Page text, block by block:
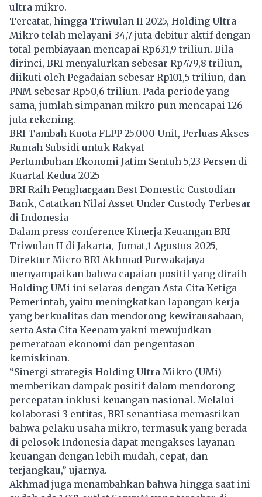
ultra mikro.
Tercatat, hingga Triwulan II 2025, Holding Ultra
Mikro telah melayani 34,7 juta debitur aktif dengan
total pembiayaan mencapai Rp631,9 triliun. Bila
dirinci, BRI menyalurkan sebesar Rp479,8 triliun,
diikuti oleh Pegadaian sebesar Rp101,5 triliun, dan
PNM sebesar Rp50,6 triliun. Pada periode yang
sama, jumlah simpanan mikro pun mencapai 126
juta rekening.
BRI Tambah Kuota FLPP 25.000 Unit, Perluas Akses
Rumah Subsidi untuk Rakyat
Pertumbuhan Ekonomi Jatim Sentuh 5,23 Persen di
Kuartal Kedua 2025
BRI Raih Penghargaan Best Domestic Custodian
Bank, Catatkan Nilai Asset Under Custody Terbesar
di Indonesia
Dalam press conference Kinerja Keuangan BRI
Triwulan II di Jakarta, Jumat,1 Agustus 2025,
Direktur Micro BRI Akhmad Purwakajaya
menyampaikan bahwa capaian positif yang diraih
Holding UMi ini selaras dengan Asta Cita Ketiga
Pemerintah, yaitu meningkatkan lapangan kerja
yang berkualitas dan mendorong kewirausahaan,
serta Asta Cita Keenam yakni mewujudkan
pemerataan ekonomi dan pengentasan
kemiskinan.
“Sinergi strategis Holding Ultra Mikro (UMi)
memberikan dampak positif dalam mendorong
percepatan inklusi keuangan nasional. Melalui
kolaborasi 3 entitas, BRI senantiasa memastikan
bahwa pelaku usaha mikro, termasuk yang berada
di pelosok Indonesia dapat mengakses layanan
keuangan dengan lebih mudah, cepat, dan
terjangkau,” ujarnya.
Akhmad juga menambahkan bahwa hingga saat ini